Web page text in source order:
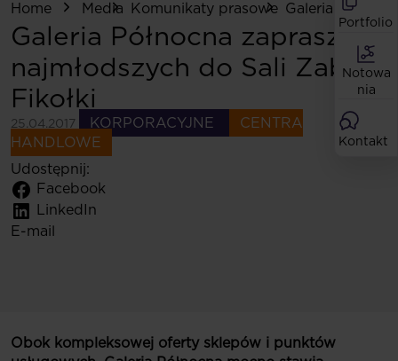
Portfolio
Notowa
nia
Kontakt
Home Media Komunikaty prasowe Galeria
Galeria Północna zaprasza
najmłodszych do Sali Zabaw
Fikołki
25.04.2017 KORPORACYJNE
CENTRA
HANDLOWE
Udostępnij:
Facebook
LinkedIn
E-mail
Obok kompleksowej oferty sklepów i punktów